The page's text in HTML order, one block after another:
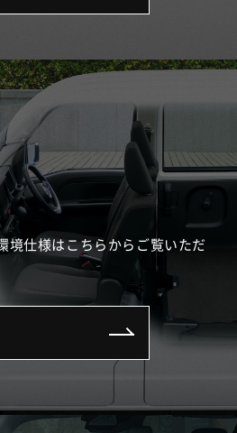
境仕様はこちらからご覧いただ